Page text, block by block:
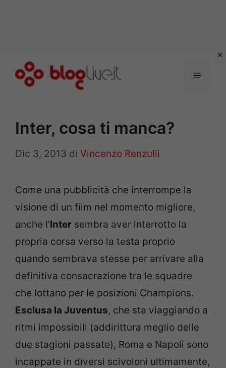
Menu
Inter, cosa ti manca?
Dic 3, 2013 di Vincenzo Renzulli
Come una pubblicità che interrompe la
visione di un film nel momento migliore,
anche l’Inter sembra aver interrotto la
propria corsa verso la testa proprio
quando sembrava stesse per arrivare alla
definitiva consacrazione tra le squadre
che lottano per le posizioni Champions.
Esclusa la Juventus, che sta viaggiando a
ritmi impossibili (addirittura meglio delle
due stagioni passate), Roma e Napoli sono
incappate in diversi scivoloni ultimamente,